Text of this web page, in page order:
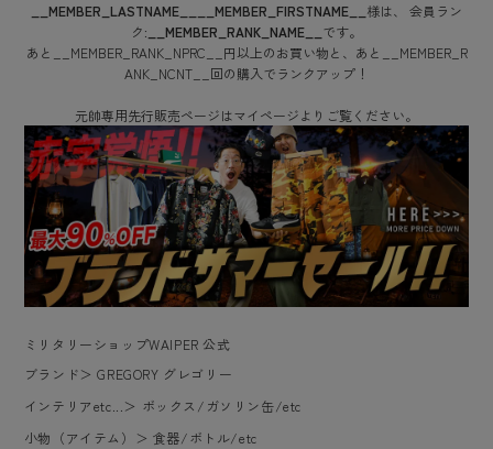
__MEMBER_LASTNAME__ __MEMBER_FIRSTNAME__ 様は、
会員ラン
ク: __MEMBER_RANK_NAME__ です。
あと
__MEMBER_RANK_NPRC__ 円以上のお買い物と、あと
__MEMBER_R
ANK_NCNT__ 回の購入でランクアップ！
元帥専用先行販売ページはマイページよりご覧ください。
ミリタリーショップWAIPER 公式
ブランド＞GREGORY グレゴリー
インテリアetc...＞ ボックス/ガソリン缶/etc
小物（アイテム）
＞ 食器/ボトル/etc